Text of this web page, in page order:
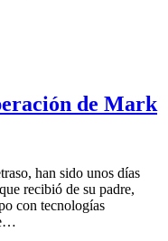
de Mark
han sido unos días
recibió de su padre,
con tecnologías